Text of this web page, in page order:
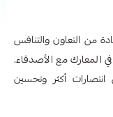
من التعاون والتنافس
في المعارك مع الأصدقاء.
أكثر وتحسين